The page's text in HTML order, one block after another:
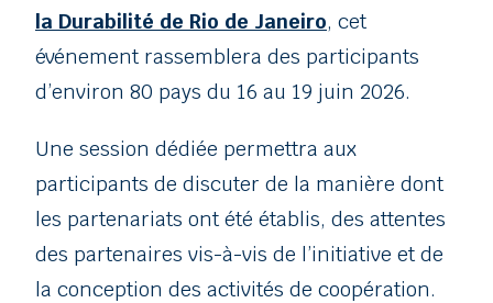
la Durabilité de Rio de Janeiro, cet
événement rassemblera des participants
d’environ 80 pays du 16 au 19 juin 2026.
Une session dédiée permettra aux
participants de discuter de la manière dont
les partenariats ont été établis, des attentes
des partenaires vis-à-vis de l’initiative et de
la conception des activités de coopération.